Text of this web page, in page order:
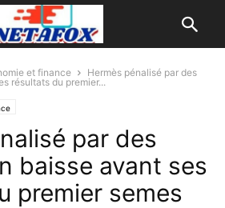
et finance
Hermès pénalisé par des
résultats du premier...
par des
baisse avant ses
premier semes